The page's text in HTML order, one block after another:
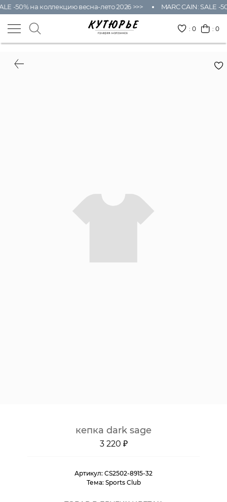
-50% на коллекцию весна-лето 2026 >>> MARC CAIN: SALE -
:0 : 0
кепка dark sage
3 220 ₽
Артикул: CS2502-8915-32
Тема: Sports Club